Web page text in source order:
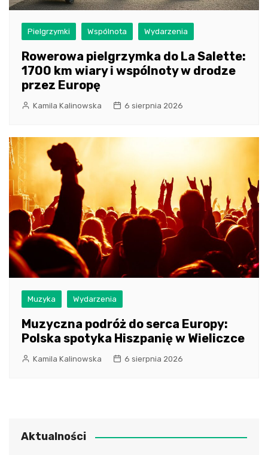
Pielgrzymki Wspólnota Wydarzenia
Rowerowa pielgrzymka do La Salette:
1700 km wiary i wspólnoty w drodze
przez Europę
Kamila Kalinowska 6 sierpnia 2026
Muzyka Wydarzenia
Muzyczna podróż do serca Europy:
Polska spotyka Hiszpanię w Wieliczce
Kamila Kalinowska 6 sierpnia 2026
Aktualności